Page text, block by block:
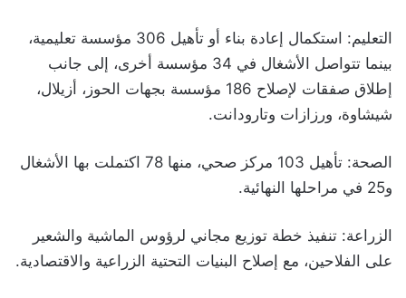
التعليم: استكمال إعادة بناء أو تأهيل 306 مؤسسة تعليمية،
بينما تتواصل الأشغال في 34 مؤسسة أخرى، إلى جانب
إطلاق صفقات لإصلاح 186 مؤسسة بجهات الحوز، أزيلال،
شيشاوة، ورزازات وتارودانت.
الصحة: تأهيل 103 مركز صحي، منها 78 اكتملت بها الأشغال
و25 في مراحلها النهائية.
الزراعة: تنفيذ خطة توزيع مجاني لرؤوس الماشية والشعير
على الفلاحين، مع إصلاح البنيات التحتية الزراعية والاقتصادية.